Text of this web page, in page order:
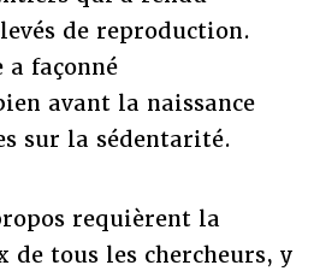
de reproduction.
a façonné
avant la naissance
sur la sédentarité.
requièrent la
de tous les chercheurs, y